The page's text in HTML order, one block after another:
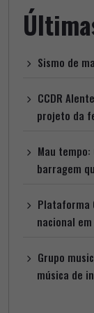
Sismo de
CCDR
projeto da
Mau
barragem
Plataforma
nacional
Grupo
música de